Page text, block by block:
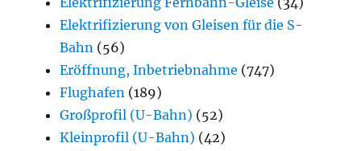
Elektrifizierung von Gleisen für die S-
Bahn (56)
Eröffnung, Inbetriebnahme (747)
Flughafen (189)
Großprofil (U-Bahn) (52)
Kleinprofil (U-Bahn) (42)